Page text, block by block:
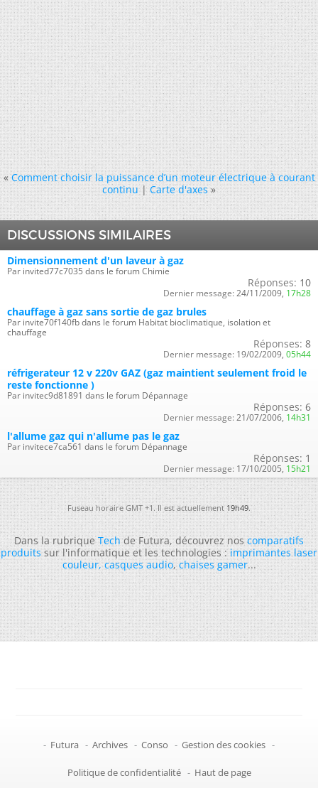
« Comment choisir la puissance d’un moteur électrique à courant
continu|Carte d'axes »
DISCUSSIONS SIMILAIRES
Dimensionnement d'un laveur à gaz
Par invited77c7035 dans le forum Chimie
Réponses: 10
Dernier message: 24/11/2009, 17h28
chauffage à gaz sans sortie de gaz brules
Par invite70f140fb dans le forum Habitat bioclimatique, isolation et
chauffage
Réponses: 8
Dernier message: 19/02/2009, 05h44
réfrigerateur 12 v 220v GAZ (gaz maintient seulement froid le
reste fonctionne )
Par invitec9d81891 dans le forum Dépannage
Réponses: 6
Dernier message: 21/07/2006, 14h31
l'allume gaz qui n'allume pas le gaz
Par invitece7ca561 dans le forum Dépannage
Réponses: 1
Dernier message: 17/10/2005, 15h21
Fuseau horaire GMT +1. Il est actuellement19h49.
Dans la rubriqueTechde Futura, découvrez noscomparatifs
produitssur l'informatique et les technologies :imprimantes laser
couleur,casques audio,chaises gamer...
- Futura - Archives - Conso - Gestion des cookies -
Politique de confidentialité - Haut de page